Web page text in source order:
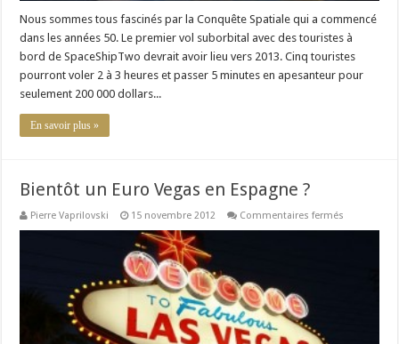
Nous sommes tous fascinés par la Conquête Spatiale qui a commencé
dans les années 50. Le premier vol suborbital avec des touristes à
bord de SpaceShipTwo devrait avoir lieu vers 2013. Cinq touristes
pourront voler 2 à 3 heures et passer 5 minutes en apesanteur pour
seulement 200 000 dollars...
En savoir plus »
Bientôt un Euro Vegas en Espagne ?
Pierre Vaprilovski 15 novembre 2012 Commentaires fermés